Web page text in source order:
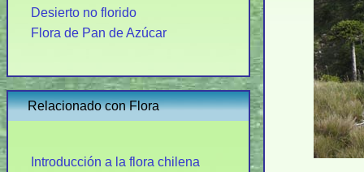
Desierto no florido
Flora de Pan de Azúcar
Relacionado con Flora
Introducción a la flora chilena